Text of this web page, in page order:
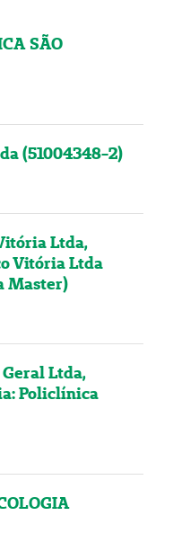
SÃO
(51004348-2)
Ltda,
Vitória Ltda
Master)
Ltda,
Policlínica